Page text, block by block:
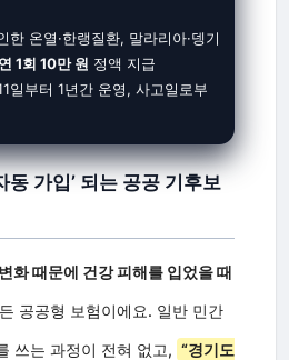
한 온열·한랭질환, 말라리아·뎅기
연 1회 10만 원 정액 지급
일부터 1년간 운영, 사고일로부
동 가입’ 되는 공공 기후보
화 때문에 건강 피해를 입었을 때
공공형 보험이에요. 일반 민간
쓰는 과정이 전혀 없고, “경기도